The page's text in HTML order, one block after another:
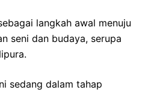
langkah awal menuju
seni dan budaya, serupa
sedang dalam tahap